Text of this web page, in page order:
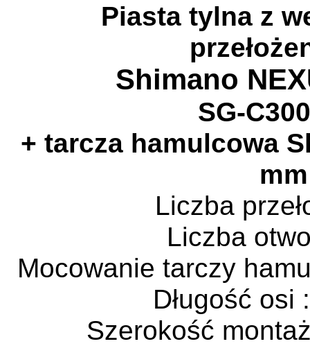
Piasta tylna z
Shimano
SG-
+ tarcza hamulcowa
mm
Liczba
Liczba
Mocowanie tarczy
Długość osi
Szerokość